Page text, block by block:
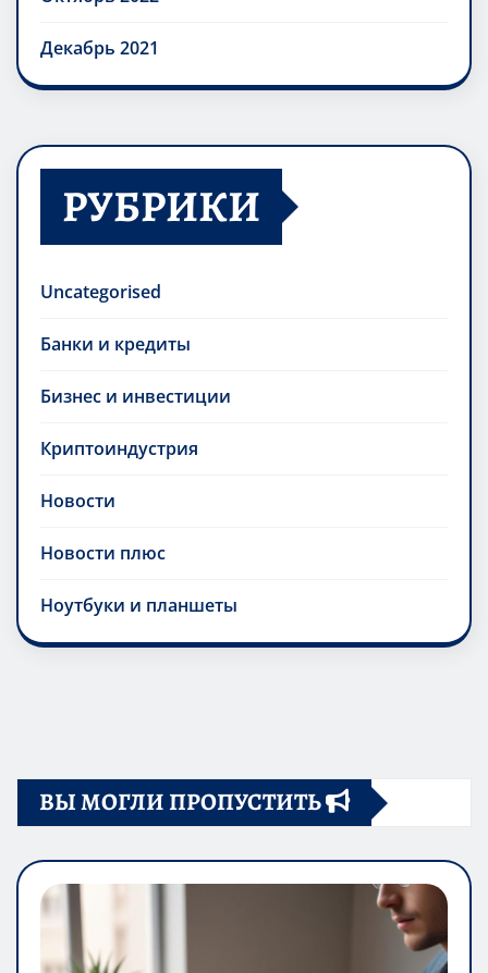
Декабрь 2021
РУБРИКИ
Uncategorised
Банки и кредиты
Бизнес и инвестиции
Криптоиндустрия
Новости
Новости плюс
Ноутбуки и планшеты
ВЫ МОГЛИ ПРОПУСТИТЬ